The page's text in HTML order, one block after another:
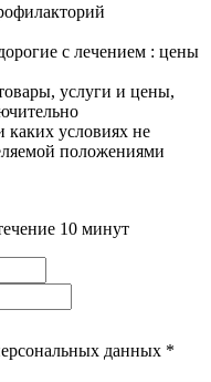
с лечением : цены
услуги и цены,
условиях не
положениями
10 минут
данных *